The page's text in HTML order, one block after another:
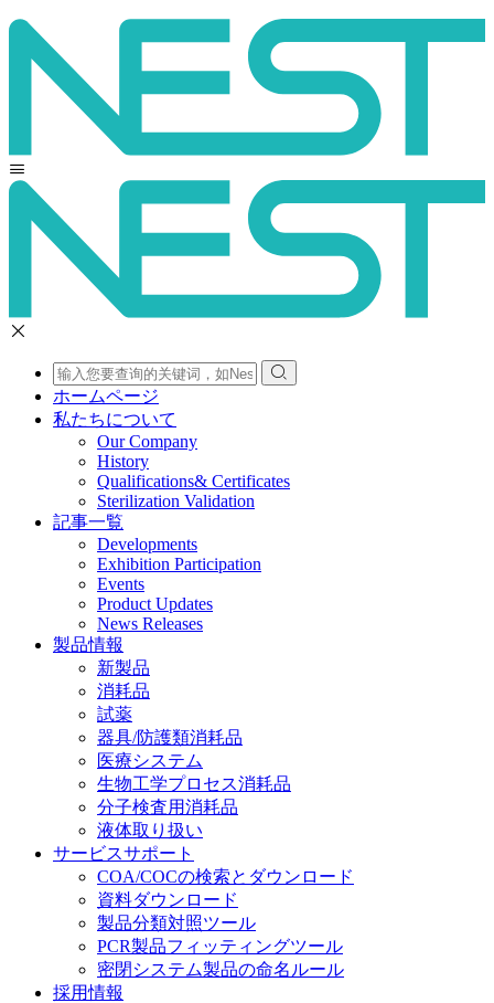
ホームページ
私たちについて
Our Company
History
Qualifications& Certificates
Sterilization Validation
記事一覧
Developments
Exhibition Participation
Events
Product Updates
News Releases
製品情報
新製品
消耗品
試薬
器具/防護類消耗品
医療システム
生物工学プロセス消耗品
分子検査用消耗品
液体取り扱い
サービスサポート
COA/COCの検索とダウンロード
資料ダウンロード
製品分類対照ツール
PCR製品フィッティングツール
密閉システム製品の命名ルール
採用情報